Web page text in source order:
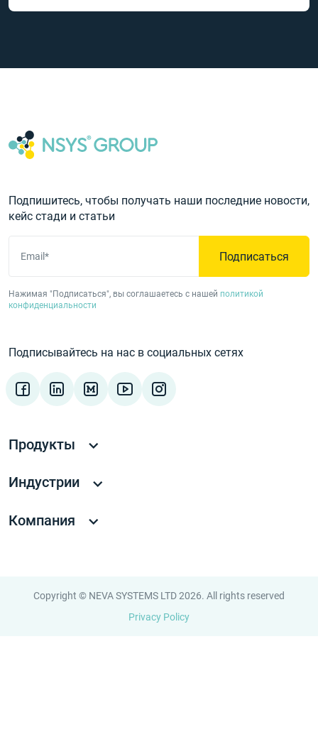
Подпишитесь, чтобы получать наши последние новости,
кейс стади и статьи
Email* Подписаться
Нажимая "Подписаться", вы соглашаетесь с нашей политикой
конфиденциальности
Подписывайтесь на нас в социальных сетях
Продукты
Индустрии
Компания
Copyright © NEVA SYSTEMS LTD 2026. All rights reserved
Privacy Policy